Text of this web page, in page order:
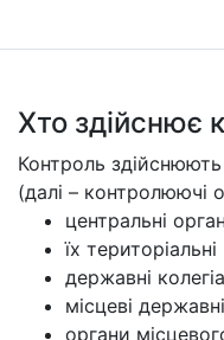
Хто здійснює
Контроль
(далі – контролюючі
центральні
їх
державні
місцеві
органи